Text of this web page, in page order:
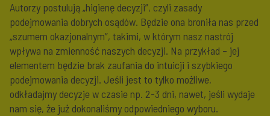
Autorzy postulują „higienę decyzji”, czyli zasady
podejmowania dobrych osądów. Będzie ona broniła nas przed
„szumem okazjonalnym”, takimi, w którym nasz nastrój
wpływa na zmienność naszych decyzji. Na przykład – jej
elementem będzie brak zaufania do intuicji i szybkiego
podejmowania decyzji. Jeśli jest to tylko możliwe,
odkładajmy decyzje w czasie np. 2-3 dni, nawet, jeśli wydaje
nam się, że już dokonaliśmy odpowiedniego wyboru.